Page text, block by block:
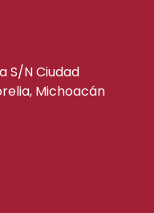
S/N Ciudad
Michoacán